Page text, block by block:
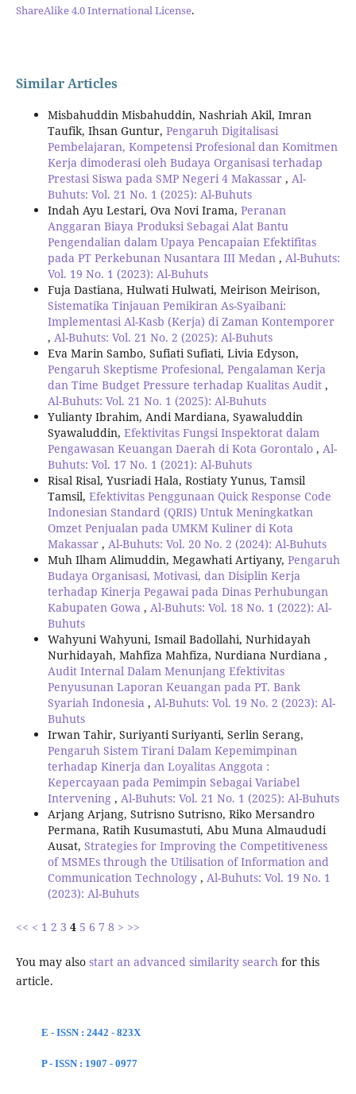
ShareAlike 4.0 International License.
Similar Articles
Misbahuddin Misbahuddin, Nashriah Akil, Imran
Taufik, Ihsan Guntur, Pengaruh Digitalisasi
Pembelajaran, Kompetensi Profesional dan Komitmen
Kerja dimoderasi oleh Budaya Organisasi terhadap
Prestasi Siswa pada SMP Negeri 4 Makassar , Al-
Buhuts: Vol. 21 No. 1 (2025): Al-Buhuts
Indah Ayu Lestari, Ova Novi Irama, Peranan
Anggaran Biaya Produksi Sebagai Alat Bantu
Pengendalian dalam Upaya Pencapaian Efektifitas
pada PT Perkebunan Nusantara III Medan , Al-Buhuts:
Vol. 19 No. 1 (2023): Al-Buhuts
Fuja Dastiana, Hulwati Hulwati, Meirison Meirison,
Sistematika Tinjauan Pemikiran As-Syaibani:
Implementasi Al-Kasb (Kerja) di Zaman Kontemporer
, Al-Buhuts: Vol. 21 No. 2 (2025): Al-Buhuts
Eva Marin Sambo, Sufiati Sufiati, Livia Edyson,
Pengaruh Skeptisme Profesional, Pengalaman Kerja
dan Time Budget Pressure terhadap Kualitas Audit ,
Al-Buhuts: Vol. 21 No. 1 (2025): Al-Buhuts
Yulianty Ibrahim, Andi Mardiana, Syawaluddin
Syawaluddin, Efektivitas Fungsi Inspektorat dalam
Pengawasan Keuangan Daerah di Kota Gorontalo , Al-
Buhuts: Vol. 17 No. 1 (2021): Al-Buhuts
Risal Risal, Yusriadi Hala, Rostiaty Yunus, Tamsil
Tamsil, Efektivitas Penggunaan Quick Response Code
Indonesian Standard (QRIS) Untuk Meningkatkan
Omzet Penjualan pada UMKM Kuliner di Kota
Makassar , Al-Buhuts: Vol. 20 No. 2 (2024): Al-Buhuts
Muh Ilham Alimuddin, Megawhati Artiyany, Pengaruh
Budaya Organisasi, Motivasi, dan Disiplin Kerja
terhadap Kinerja Pegawai pada Dinas Perhubungan
Kabupaten Gowa , Al-Buhuts: Vol. 18 No. 1 (2022): Al-
Buhuts
Wahyuni Wahyuni, Ismail Badollahi, Nurhidayah
Nurhidayah, Mahfiza Mahfiza, Nurdiana Nurdiana ,
Audit Internal Dalam Menunjang Efektivitas
Penyusunan Laporan Keuangan pada PT. Bank
Syariah Indonesia , Al-Buhuts: Vol. 19 No. 2 (2023): Al-
Buhuts
Irwan Tahir, Suriyanti Suriyanti, Serlin Serang,
Pengaruh Sistem Tirani Dalam Kepemimpinan
terhadap Kinerja dan Loyalitas Anggota :
Kepercayaan pada Pemimpin Sebagai Variabel
Intervening , Al-Buhuts: Vol. 21 No. 1 (2025): Al-Buhuts
Arjang Arjang, Sutrisno Sutrisno, Riko Mersandro
Permana, Ratih Kusumastuti, Abu Muna Almaududi
Ausat, Strategies for Improving the Competitiveness
of MSMEs through the Utilisation of Information and
Communication Technology , Al-Buhuts: Vol. 19 No. 1
(2023): Al-Buhuts
<< < 1 2 3 4 5 6 7 8 > >>
You may also start an advanced similarity searchfor this
article.
E - ISSN : 2442 - 823X
P - ISSN : 1907 - 0977